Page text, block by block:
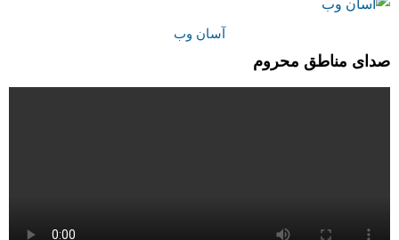
آسان وب
صدای مناطق محروم